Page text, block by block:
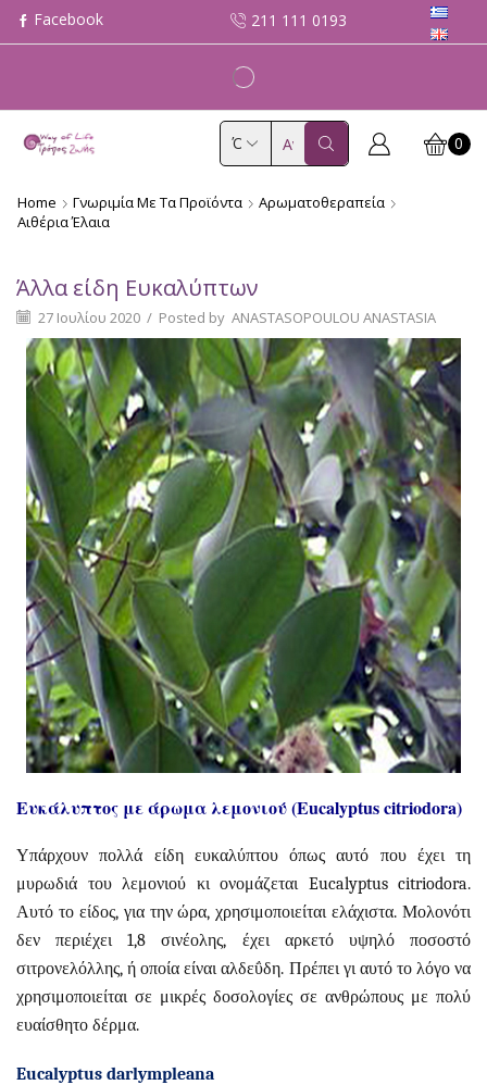
211 111 0193
Search
0
Home Γνωριμία Με Τα Προϊόντα
Αρωματοθεραπεία
Αιθέρια Έλαια
Άλλα είδη Ευκαλύπτων
27 Ιουλίου 2020 / Posted by ANASTASOPOULOU ANASTASIA
Ευκάλυπτος με άρωμα λεμονιού (Eucalyptus citriodora)
Υπάρχουν πολλά είδη ευκαλύπτου όπως αυτό που έχει τη
μυρωδιά του λεμονιού κι ονομάζεται Eucalyptus citriodora.
Αυτό το είδος, για την ώρα, χρησιμοποιείται ελάχιστα. Μολονότι
δεν περιέχει 1,8 σινέολης, έχει αρκετό υψηλό ποσοστό
σιτρονελόλλης, ή οποία είναι αλδεΰδη. Πρέπει γι αυτό το λόγο να
χρησιμοποιείται σε μικρές δοσολογίες σε ανθρώπους με πολύ
ευαίσθητο δέρμα.
Eucalyptus darlympleana